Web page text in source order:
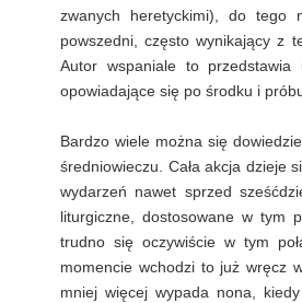
zwanych heretyckimi), do tego
powszedni, często wynikający z
Autor wspaniale to
opowiadające się po środku i
Bardzo wiele można się
średniowieczu. Cała akcja dzieje
wydarzeń nawet sprzed
liturgiczne, dostosowane w tym
trudno się oczywiście w tym
momencie wchodzi to już wręcz
mniej więcej wypada nona,